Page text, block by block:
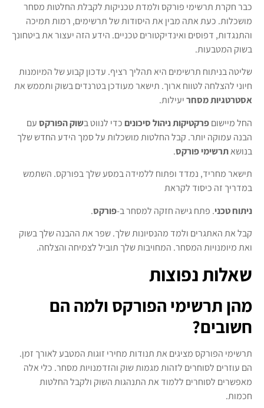
כבר חקרת תרשימי פורקס ולמדת טכניקות לקבלת החלטות מסחר
מושכלות. כעת אתה מבין את היסודות של תרשימים, רמות תמיכה
והתנגדות, דפוסים ואינדיקטורים טכניים. הידע הזה יעצור את ביטחונך
בשוק המטבעות.
שליטה בניתוח תרשימים היא תהליך רציף. עדכון קבוע של המיומנות
חיוני להצלחה לטווח ארוך. תישאר מעודכן בטרנדים בשוק ותממש את
אסטרטגיות מסחריעילות.
החל מיישוםפרקטיקות ניהול סיכוניםכדי לנווט בשוק הפורקסעם
הבנה עמוקה יותר. קבל החלטות מושכלות על סמך הידע החדש שלך
בנושאתרשימי פורקס.
תישאר מחריד, נמדד ופתוח ללמידה במסע שלך בפורקס. השתמש
במדריך זה כיסוד לקראת
ניתוח טכני. פתח גישה חזקה למסחר ב-פורקס.
קבל את האתגרים ולמד מהנסיונות שלך. שפר את ההבנה שלך בשוק
ואת מיומנויות המסחר. המחויבות שלך תוביל לצמיחה והצלחה.
שאלות נפוצות
מהן תרשימי הפורקס ולמה הם
חשובים?
תרשימי הפורקס מציגים את תנודות מחירי זוגות המטבע לאורך זמן.
הם עוזרים לסוחרים לזהות מגמות שוק והזדמנויות מסחר. כלי אלה
מאפשרים לסוחרים ללמוד את התנהגות השוק ולקבל החלטות
חכמות.